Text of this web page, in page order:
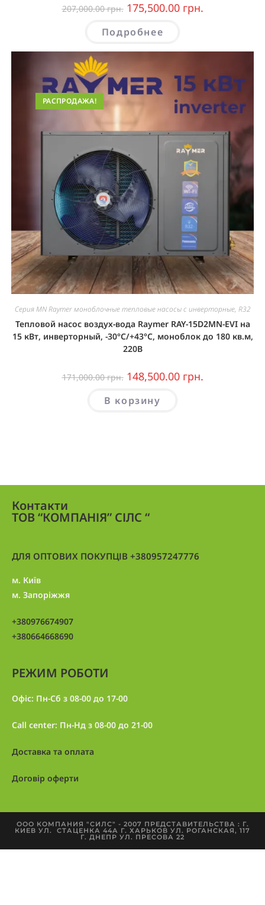
207,000.00грн. 175,500.00 грн.
Подробнее
РАСПРОДАЖА!
Серия MN Raymer моноблочные тепловые насосы с инверторные, R32
Тепловой насос воздух-вода Raymer RAY-15D2MN-EVI на
15 кВт, инверторный, -30°C/+43°C, моноблок до 180 кв.м,
220В
171,000.00грн. 148,500.00 грн.
В корзину
Контакти
ТОВ “КОМПАНІЯ” СІЛС “
ДЛЯ ОПТОВИХ ПОКУПЦІВ +380957247776
м. Київ
м. Запоріжжя
+380976674907
+380664668690
РЕЖИМ РОБОТИ
Офіс: Пн-Сб з 08-00 до 17-00
Call center: Пн-Нд з 08-00 до 21-00
Доставка та оплата
Договір оферти
ООО КОМПАНИЯ "СИЛС" - 2007 ПРЕДСТАВИТЕЛЬСТВА : Г.
КИЕВ УЛ. СТАЦЕНКА 44А Г. ХАРЬКОВ УЛ. РОГАНСКАЯ, 117
Г. ДНЕПР УЛ. ПРЕСОВА 22